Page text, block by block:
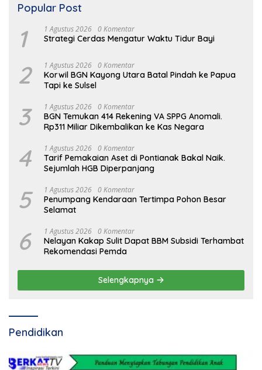
Popular Post
1 1 Agustus 2026 0 Komentar
Strategi Cerdas Mengatur Waktu Tidur Bayi
2 1 Agustus 2026 0 Komentar
Korwil BGN Kayong Utara Batal Pindah ke Papua
Tapi ke Sulsel
3 1 Agustus 2026 0 Komentar
BGN Temukan 414 Rekening VA SPPG Anomali.
Rp311 Miliar Dikembalikan ke Kas Negara
4 1 Agustus 2026 0 Komentar
Tarif Pemakaian Aset di Pontianak Bakal Naik.
Sejumlah HGB Diperpanjang
5 1 Agustus 2026 0 Komentar
Penumpang Kendaraan Tertimpa Pohon Besar
Selamat
6 1 Agustus 2026 0 Komentar
Nelayan Kakap Sulit Dapat BBM Subsidi Terhambat
Rekomendasi Pemda
Selengkapnya
Pendidikan